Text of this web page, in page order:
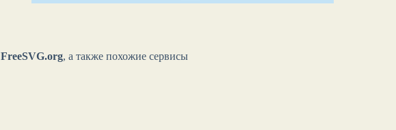
FreeSVG.org, а также похожие сервисы